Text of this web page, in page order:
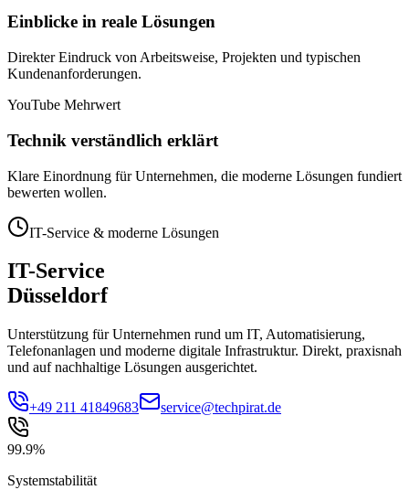
Einblicke in reale Lösungen
Direkter Eindruck von Arbeitsweise, Projekten und typischen
Kundenanforderungen.
YouTube Mehrwert
Technik verständlich erklärt
Klare Einordnung für Unternehmen, die moderne Lösungen fundiert
bewerten wollen.
IT-Service & moderne Lösungen
IT-Service
Düsseldorf
Unterstützung für Unternehmen rund um IT, Automatisierung,
Telefonanlagen und moderne digitale Infrastruktur. Direkt, praxisnah
und auf nachhaltige Lösungen ausgerichtet.
+49 211 41849683 service@techpirat.de
99.9%
Systemstabilität